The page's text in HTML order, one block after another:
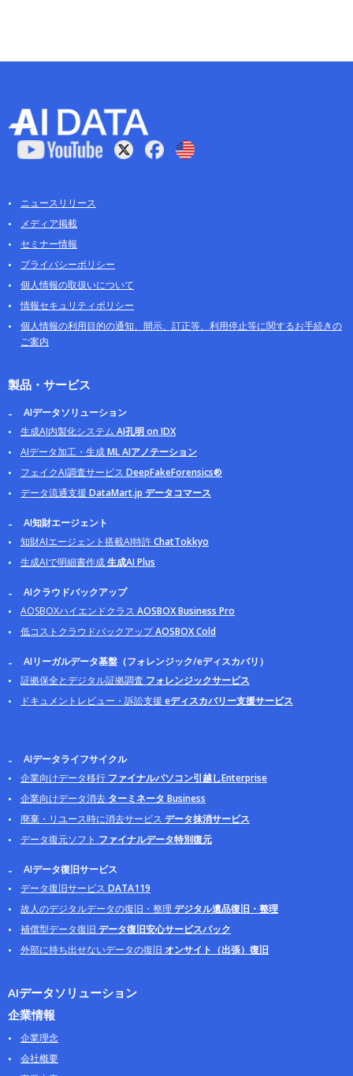
ニュースリリース
メディア掲載
セミナー情報
プライバシーポリシー
個人情報の取扱いについて
情報セキュリティポリシー
個人情報の利用目的の通知、開示、訂正等、利用停止等に関するお手続きの
ご案内
製品・サービス
AIデータソリューション
生成AI内製化システム AI孔明 on IDX
AIデータ加工・生成ML AIアノテーション
フェイクAI調査サービス DeepFakeForensics®
データ流通支援 DataMart.jp データコマース
AI知財エージェント
知財AIエージェント搭載AI特許ChatTokkyo
生成AIで明細書作成生成AI Plus
AIクラウドバックアップ
AOSBOXハイエンドクラス AOSBOX Business Pro
低コストクラウドバックアップAOSBOX Cold
AIリーガルデータ基盤（フォレンジック/eディスカバリ）
証拠保全とデジタル証拠調査 フォレンジックサービス
ドキュメントレビュー・訴訟支援 eディスカバリー支援サービス
AIデータライフサイクル
企業向けデータ移行 ファイナルパソコン引越しEnterprise
企業向けデータ消去 ターミネータ Business
廃棄・リユース時に消去サービス データ抹消サービス
データ復元ソフト ファイナルデータ特別復元
AIデータ復旧サービス
データ復旧サービス DATA119
故人のデジタルデータの復旧・整理 デジタル遺品復旧・整理
補償型データ復旧 データ復旧安心サービスパック
外部に持ち出せないデータの復旧 オンサイト（出張）復旧
AIデータソリューション
企業情報
企業理念
会社概要